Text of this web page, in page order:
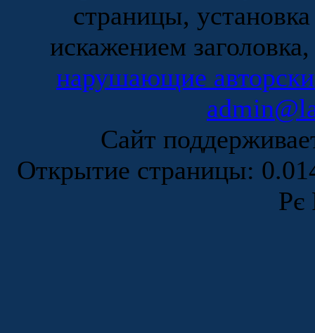
страницы,
искажением
нарушающие
Сайт
Открытие страницы:
Рє